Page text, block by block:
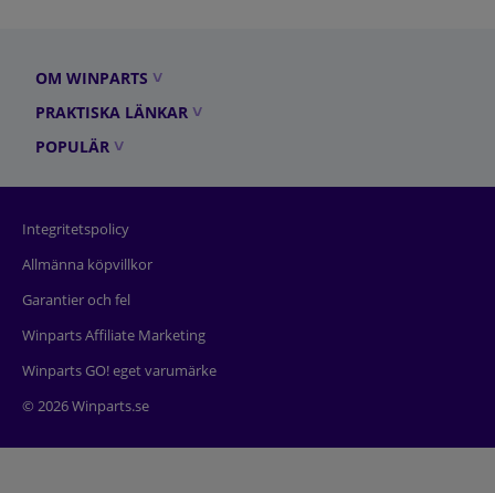
OM WINPARTS
PRAKTISKA LÄNKAR
POPULÄR
Integritetspolicy
Allmänna köpvillkor
Garantier och fel
Winparts Affiliate Marketing
Winparts GO! eget varumärke
© 2026 Winparts.se